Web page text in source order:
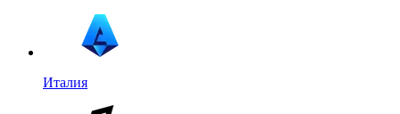
Италия